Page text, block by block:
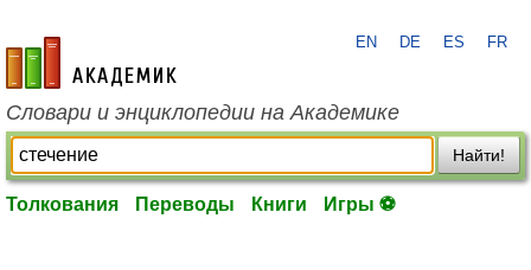
academic.ru
EN DE ES FR
Словари и энциклопедии на Академике
Найти!
Толкования Переводы Книги Игры ⚽